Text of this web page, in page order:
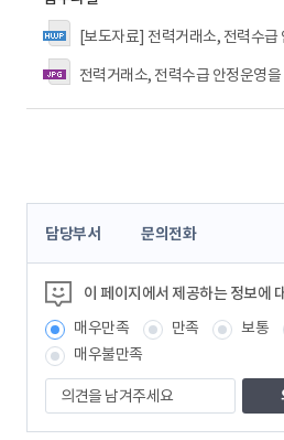
[보도자료] 전력거래소, 전력수급 안정운영을 위한 유관기관 합동 전력수급 비
전력거래소, 전력수급 안정운영을 위한 유관기관 합동 전력수급 비상훈
콘
츠
정
보
책
임
자
담당부서 문의전화
이 페이지에서 제공하는 정보에
매우만족
만족 보통
매우불만족
의
견
을